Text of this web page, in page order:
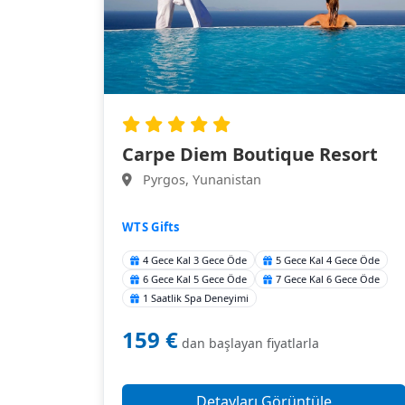
Carpe Diem Boutique Resort
Pyrgos, Yunanistan
WTS Gifts
4 Gece Kal 3 Gece Öde
5 Gece Kal 4 Gece Öde
6 Gece Kal 5 Gece Öde
7 Gece Kal 6 Gece Öde
1 Saatlik Spa Deneyimi
159 € dan başlayan fiyatlarla